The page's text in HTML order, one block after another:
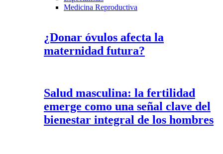
Medicina Reproductiva
¿Donar óvulos afecta la
maternidad futura?
Salud masculina: la fertilidad
emerge como una señal clave del
bienestar integral de los hombres